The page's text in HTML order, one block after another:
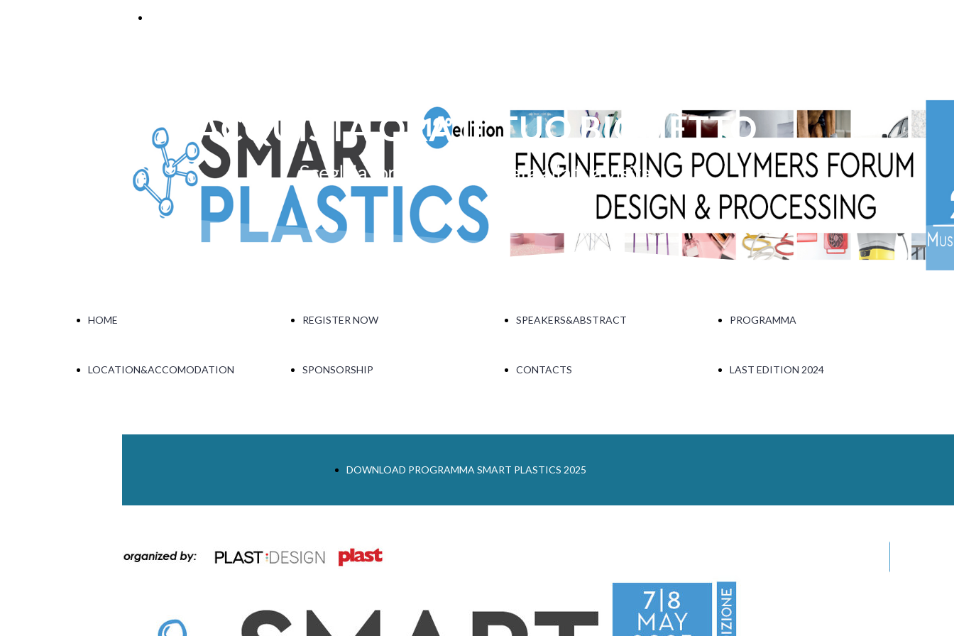
ACQUISTA ORA IL TUO BIGLIETTO
Scegli la formula più indicata alla tua visita
HOME REGISTER NOW SPEAKERS&ABSTRACT PROGRAMMA
LOCATION&ACCOMODATION SPONSORSHIP CONTACTS LAST EDITION 2024
DOWNLOAD PROGRAMMA SMART PLASTICS 2025